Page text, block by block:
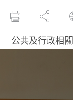
公共及行政相關